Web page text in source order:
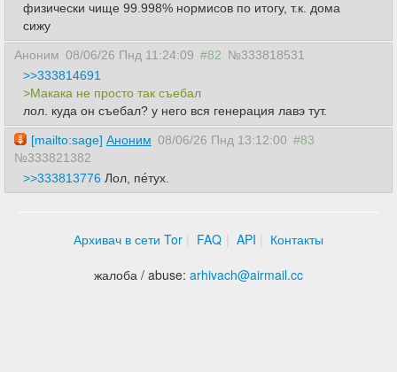
физически чище 99.998% нормисов по итогу, т.к. дома
сижу
Аноним 08/06/26 Пнд 11:24:09 #82 №333818531
>>333814691
>Макака не просто так съебал
лол. куда он съебал? у него вся генерация лавэ тут.
[mailto:sage] Аноним 08/06/26 Пнд 13:12:00 #83
№333821382
>>333813776 Лол, пе́тух.
Архивач в сети Tor FAQ API
Контакты
жалоба / abuse: arhivach@airmail.cc